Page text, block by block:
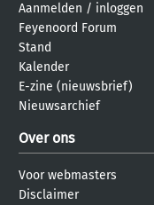
Aanmelden / inloggen
Feyenoord Forum
Stand
Kalender
E-zine (nieuwsbrief)
Nieuwsarchief
Over ons
Voor webmasters
Disclaimer